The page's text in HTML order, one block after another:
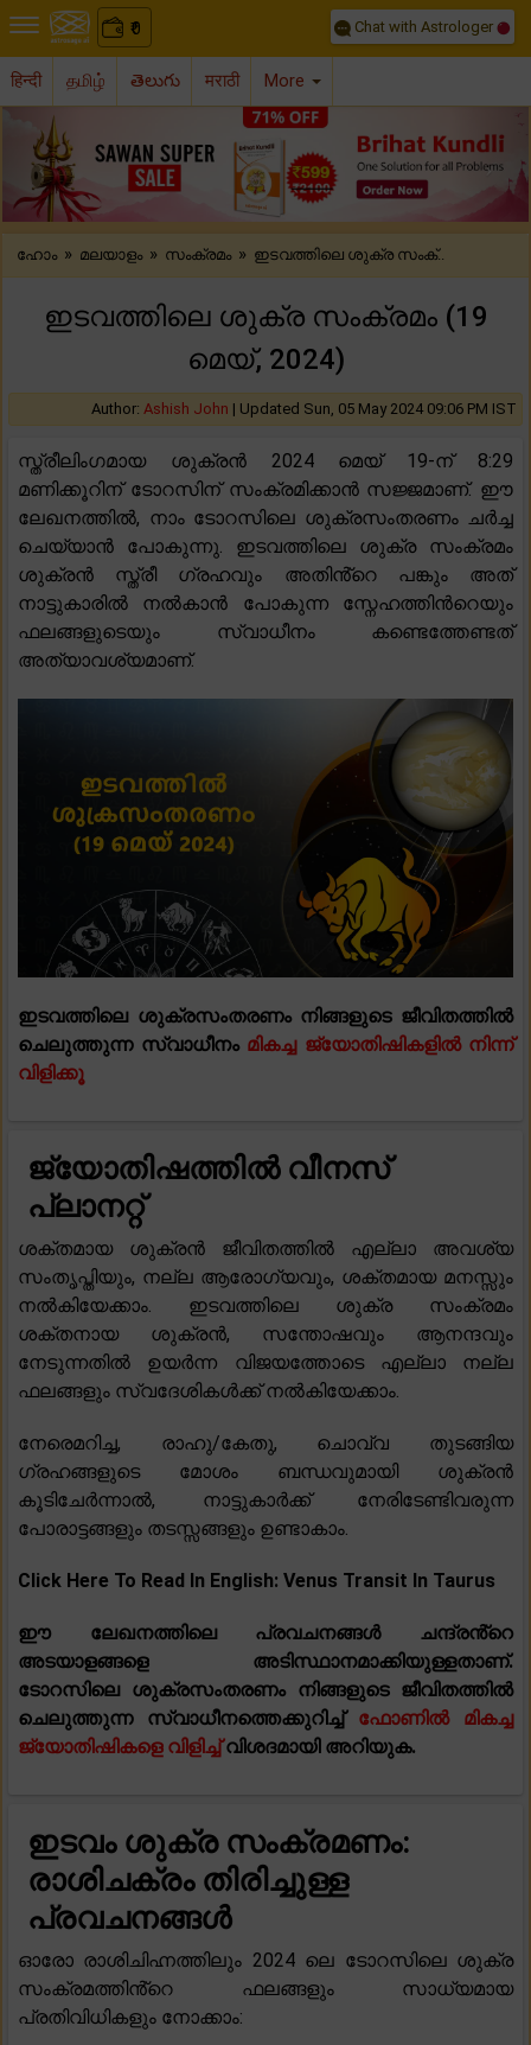
₹
0 Chat with Astrologer
हिन्दी தமிழ் తెలుగు मराठी More
Previous
ഹോം » മലയാളം » സംക്രമം » ഇടവത്തിലെ ശുക്ര സംക്..
ഇടവത്തിലെ ശുക്ര സംക്രമം (19
മെയ്, 2024)
Author: Ashish John | Updated Sun, 05 May 2024 09:06 PM IST
സ്ത്രീലിംഗമായ ശുക്രൻ 2024 മെയ് 19-ന് 8:29
മണിക്കൂറിന് ടോറസിന് സംക്രമിക്കാൻ സജ്ജമാണ്. ഈ
ലേഖനത്തിൽ, നാം ടോറസിലെ ശുക്രസംതരണം ചർച്ച
ചെയ്യാൻ പോകുന്നു. ഇടവത്തിലെ ശുക്ര സംക്രമം
ശുക്രൻ സ്ത്രീ ഗ്രഹവും അതിൻ്റെ പങ്കും അത്
നാട്ടുകാരിൽ നൽകാൻ പോകുന്ന സ്നേഹത്തിൻറെയും
ഫലങ്ങളുടെയും സ്വാധീനം കണ്ടെത്തേണ്ടത്
അത്യാവശ്യമാണ്.
ഇടവത്തിലെ ശുക്രസംതരണം നിങ്ങളുടെ ജീവിതത്തിൽ
ചെലുത്തുന്ന സ്വാധീനം മികച്ച ജ്യോതിഷികളിൽ നിന്ന്
വിളിക്കൂ
ജ്യോതിഷത്തിൽ വീനസ്
പ്ലാനറ്റ്
ശക്തമായ ശുക്രൻ ജീവിതത്തിൽ എല്ലാ അവശ്യ
സംതൃപ്തിയും, നല്ല ആരോഗ്യവും, ശക്തമായ മനസ്സും
നൽകിയേക്കാം. ഇടവത്തിലെ ശുക്ര സംക്രമം
ശക്തനായ ശുക്രൻ, സന്തോഷവും ആനന്ദവും
നേടുന്നതിൽ ഉയർന്ന വിജയത്തോടെ എല്ലാ നല്ല
ഫലങ്ങളും സ്വദേശികൾക്ക് നൽകിയേക്കാം.
നേരെമറിച്ച, രാഹു/കേതു, ചൊവ്വ തുടങ്ങിയ
ഗ്രഹങ്ങളുടെ മോശം ബന്ധവുമായി ശുക്രൻ
കൂടിചേർന്നാൽ, നാട്ടുകാർക്ക് നേരിടേണ്ടിവരുന്ന
പോരാട്ടങ്ങളും തടസ്സങ്ങളും ഉണ്ടാകാം.
Click Here To Read In English: Venus Transit In Taurus
ഈ ലേഖനത്തിലെ പ്രവചനങ്ങൾ ചന്ദ്രൻ്റെ
അടയാളങ്ങളെ അടിസ്ഥാനമാക്കിയുള്ളതാണ്.
ടോറസിലെ ശുക്രസംതരണം നിങ്ങളുടെ ജീവിതത്തിൽ
ചെലുത്തുന്ന സ്വാധീനത്തെക്കുറിച്ച് ഫോണിൽ മികച്ച
ജ്യോതിഷികളെ വിളിച്ച്വിശദമായി അറിയുക.
ഇടവം ശുക്ര സംക്രമണം:
രാശിചക്രം തിരിച്ചുള്ള
പ്രവചനങ്ങൾ
ഓരോ രാശിചിഹ്നത്തിലും 2024 ലെ ടോറസിലെ ശുക്ര
സംക്രമത്തിൻ്റെ ഫലങ്ങളും സാധ്യമായ
പ്രതിവിധികളും നോക്കാം: